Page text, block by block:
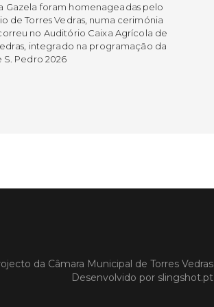
Gazela foram homenageadas pelo
de Torres Vedras, numa cerimónia
no Auditório Caixa Agrícola de
integrado na programação da
S. Pedro 2026
e a Oeiras Valley Investment
foi assinado na manhã de ontem, dia
da Câmara Municipal de Torres Vedras
Desenvolvido por slingshot.pt